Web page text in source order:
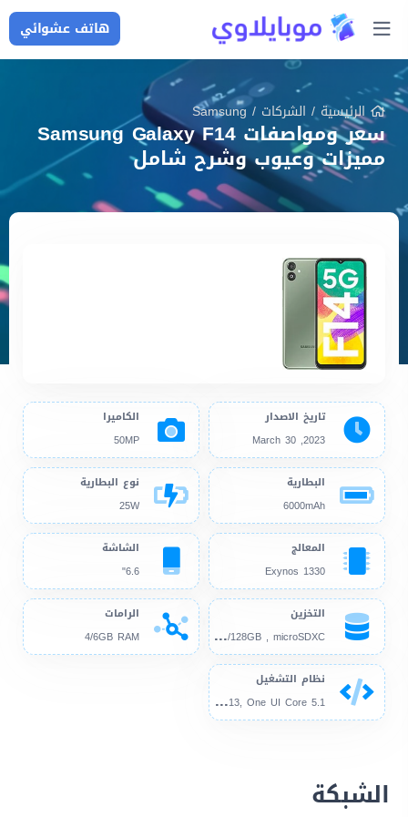
هاتف عشوائي
الرئيسية/ الشركات /
Samsung
سعر ومواصفات Samsung Galaxy F14
مميزات وعيوب وشرح شامل
تاريخ الاصدار
2023, March 30
الكاميرا
50MP
البطارية
6000mAh
نوع البطارية
25W
المعالج
Exynos 1330
الشاشة
6.6"
التخزين
64G
B/128GB , microSDXC
الرامات
4/6GB RAM
نظام التشغيل
And
roid 13, One UI Core 5.1
الشبكة